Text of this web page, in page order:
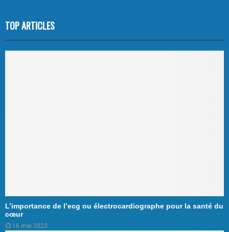
TOP ARTICLES
L’importance de l’ecg ou électrocardiographe pour la santé du
cœur
16 mai 2023